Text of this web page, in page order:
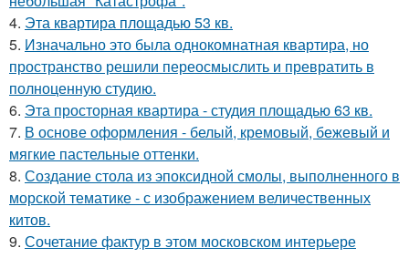
4. Эта квартира площадью 53 кв.
5. Изначально это была однокомнатная квартира, но
пространство решили переосмыслить и превратить в
полноценную студию.
6. Эта просторная квартира - студия площадью 63 кв.
7. В основе оформления - белый, кремовый, бежевый и
мягкие пастельные оттенки.
8. Создание стола из эпоксидной смолы, выполненного в
морской тематике - с изображением величественных
китов.
9. Сочетание фактур в этом московском интерьере